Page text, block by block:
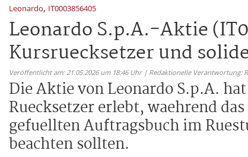
Leonardo, IT0003856405
Leonardo S.p.A.-Aktie
Kursruecksetzer und
Veröffentlicht am: 21.05.2026 um 18:46 Uhr | Redaktionelle Verantwortung:
Die Aktie von Leonardo S.p.A.
Ruecksetzer erlebt, waehrend
gefuellten Auftragsbuch im
beachten sollten.